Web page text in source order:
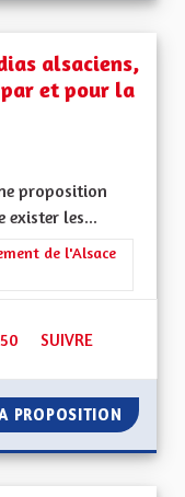
alsaciens,
et pour la
proposition
exister les...
Culture, l'Education et
de l'Alsace
50 50 ABONNÉS
SUIVRE
PROPOSITION